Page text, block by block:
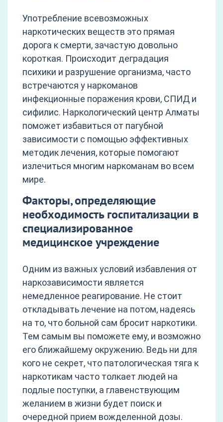
Употребление всевозможных
наркотических веществ это прямая
дорога к смерти, зачастую довольно
короткая. Происходит деградация
психики и разрушение организма, часто
встречаются у наркоманов
инфекционные поражения крови, СПИД и
сифилис. Наркологический центр Алматы
поможет избавиться от пагубной
зависимости с помощью эффективных
методик лечения, которые помогают
излечиться многим наркоманам во всем
мире.
Факторы, определяющие
необходимость госпитализации в
специализированное
медицинское учреждение
Одним из важных условий избавления от
наркозависимости является
немедленное реагирование. Не стоит
откладывать лечение на потом, надеясь
на то, что больной сам бросит наркотики.
Тем самым вы поможете ему, и возможно
его ближайшему окружению. Ведь ни для
кого не секрет, что патологическая тяга к
наркотикам часто толкает людей на
подлые поступки, а главенствующим
желанием в жизни будет поиск и
очередной прием вожделенной дозы.